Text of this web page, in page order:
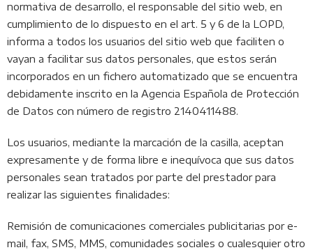
normativa de desarrollo, el responsable del sitio web, en
cumplimiento de lo dispuesto en el art. 5 y 6 de la LOPD,
informa a todos los usuarios del sitio web que faciliten o
vayan a facilitar sus datos personales, que estos serán
incorporados en un fichero automatizado que se encuentra
debidamente inscrito en la Agencia Española de Protección
de Datos con número de registro 2140411488.
Los usuarios, mediante la marcación de la casilla, aceptan
expresamente y de forma libre e inequívoca que sus datos
personales sean tratados por parte del prestador para
realizar las siguientes finalidades:
Remisión de comunicaciones comerciales publicitarias por e-
mail, fax, SMS, MMS, comunidades sociales o cualesquier otro